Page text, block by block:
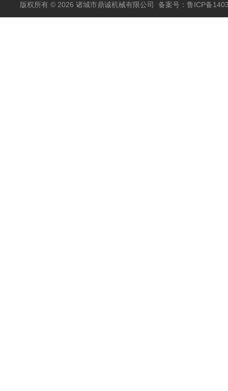
版权所有 © 2026 诸城市鼎诚机械有限公司 备案号：鲁ICP备